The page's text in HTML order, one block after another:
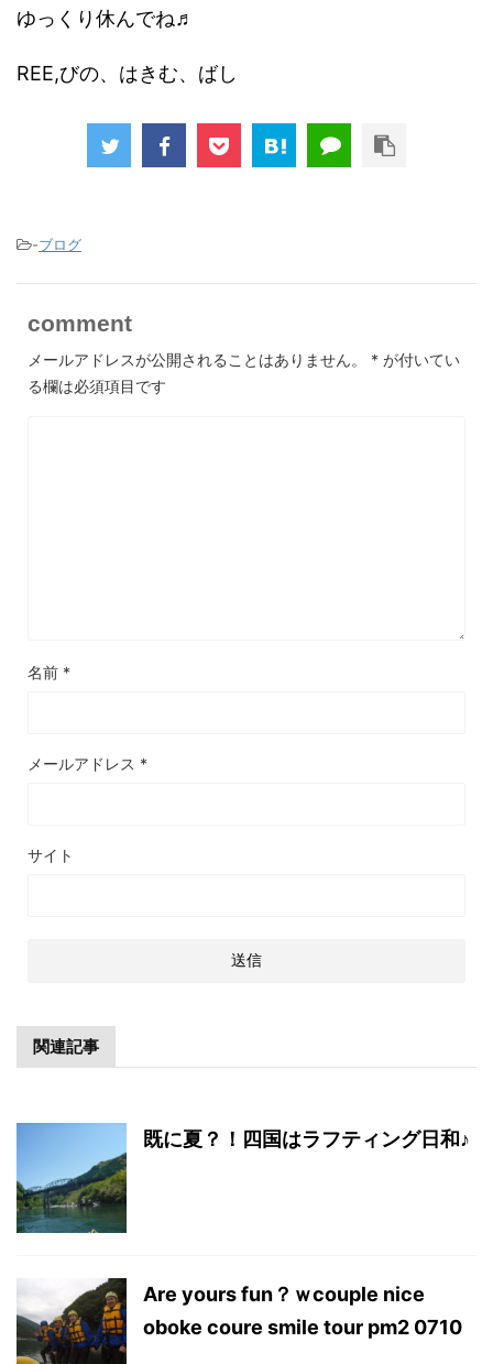
ゆっくり休んでね♬
REE,びの、はきむ、ばし
-ブログ
comment
メールアドレスが公開されることはありません。 * が付いてい
る欄は必須項目です
名前 *
メールアドレス *
サイト
関連記事
既に夏？！四国はラフティング日和♪
Are yours fun？ｗcouple nice
oboke coure smile tour pm2 0710